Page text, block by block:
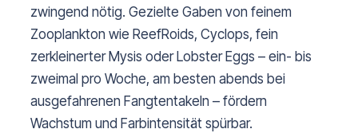
zwingend nötig. Gezielte Gaben von feinem
Zooplankton wie ReefRoids, Cyclops, fein
zerkleinerter Mysis oder Lobster Eggs – ein- bis
zweimal pro Woche, am besten abends bei
ausgefahrenen Fangtentakeln – fördern
Wachstum und Farbintensität spürbar.